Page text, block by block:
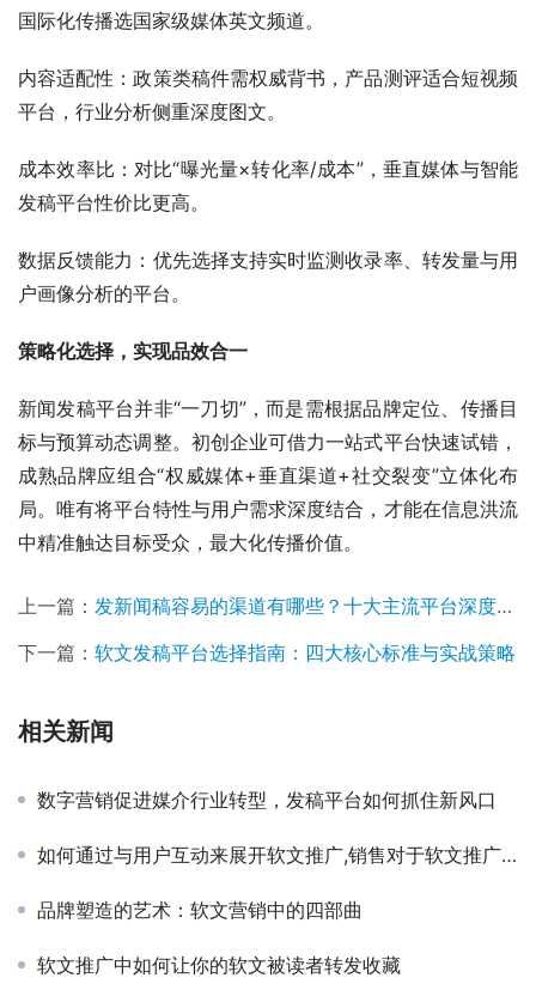
国际化传播选国家级媒体英文频道。
内容适配性：政策类稿件需权威背书，产品测评适合短视频
平台，行业分析侧重深度图文。
成本效率比：对比“曝光量×转化率/成本”，垂直媒体与智能
发稿平台性价比更高。
数据反馈能力：优先选择支持实时监测收录率、转发量与用
户画像分析的平台。
策略化选择，实现品效合一
新闻发稿平台并非“一刀切”，而是需根据品牌定位、传播目
标与预算动态调整。初创企业可借力一站式平台快速试错，
成熟品牌应组合“权威媒体+垂直渠道+社交裂变”立体化布
局。唯有将平台特性与用户需求深度结合，才能在信息洪流
中精准触达目标受众，最大化传播价值。
上一篇： 发新闻稿容易的渠道有哪些？十大主流平台深度对比与应用指南
下一篇： 软文发稿平台选择指南：四大核心标准与实战策略
相关新闻
数字营销促进媒介行业转型，发稿平台如何抓住新风口
如何通过与用户互动来展开软文推广,销售对于软文推广优势有什么
品牌塑造的艺术：软文营销中的四部曲
软文推广中如何让你的软文被读者转发收藏